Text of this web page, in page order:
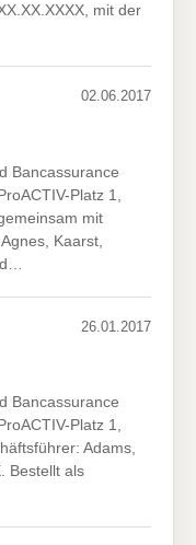
mit der
02.06.2017
Bancassurance
Platz 1,
mit
Kaarst,
26.01.2017
Bancassurance
Platz 1,
Adams,
Bestellt als